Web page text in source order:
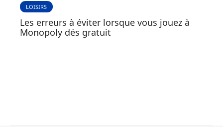
LOISIRS
Les erreurs à éviter lorsque vous jouez à
Monopoly dés gratuit